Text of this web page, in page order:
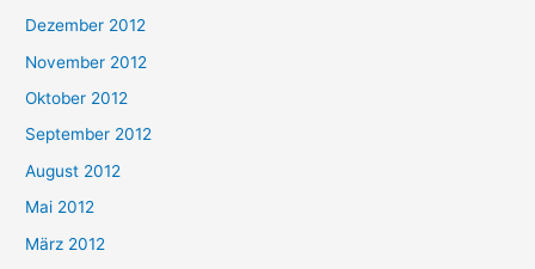
Dezember 2012
November 2012
Oktober 2012
September 2012
August 2012
Mai 2012
März 2012